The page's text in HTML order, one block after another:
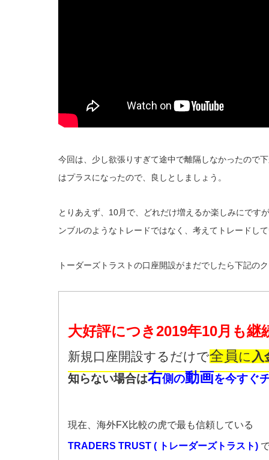
今回は、少し欲張りすぎて途中で離隔しなかったので
はプラスになったので、良しとしましょう。
とりあえず、10月で、どれだけ増えるか楽しみにです
ンブルのようなトレードではなく、考えてトレードして
トーダーズトラストの口座開設がまだでしたら下記の
大好評につき2019年10月も継
新規口座開設するだけで全員 に 入
知らない場合は右側の動画を今すぐ
現在、海外FX比較の虎で最も信頼している
TRADERS TRUST ( トレーダーズトラスト)